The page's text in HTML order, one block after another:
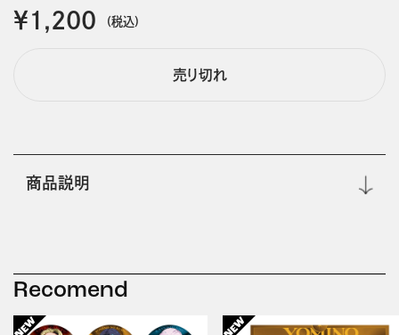
￥1,200 (税込)
売り切れ
商品説明
Recomend